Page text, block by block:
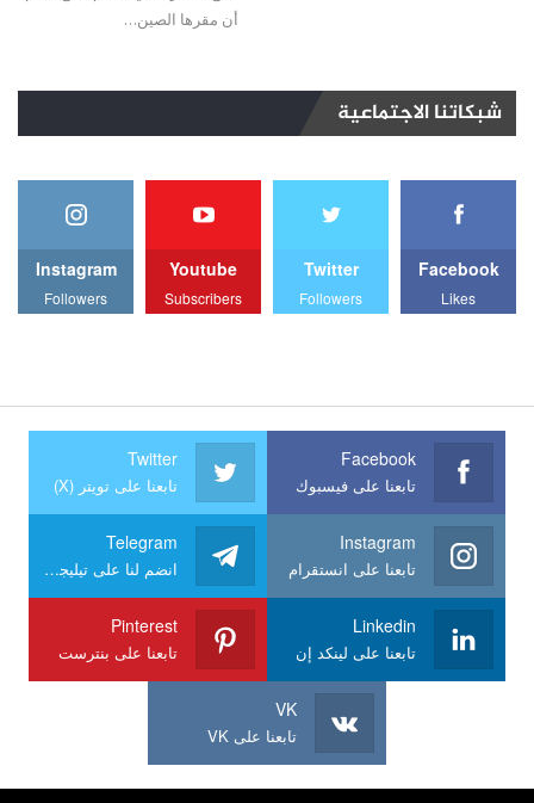
أن مقرها الصين…
شبكاتنا الاجتماعية
Facebook
Likes
Twitter
Followers
Youtube
Subscribers
Instagram
Followers
Facebook
تابعنا على فيسبوك
Twitter
تابعنا على تويتر (X)
Instagram
تابعنا على انستقرام
Telegram
انضم لنا على تيليجرام
Linkedin
تابعنا على لينكد إن
Pinterest
تابعنا على بنترست
VK
تابعنا على VK